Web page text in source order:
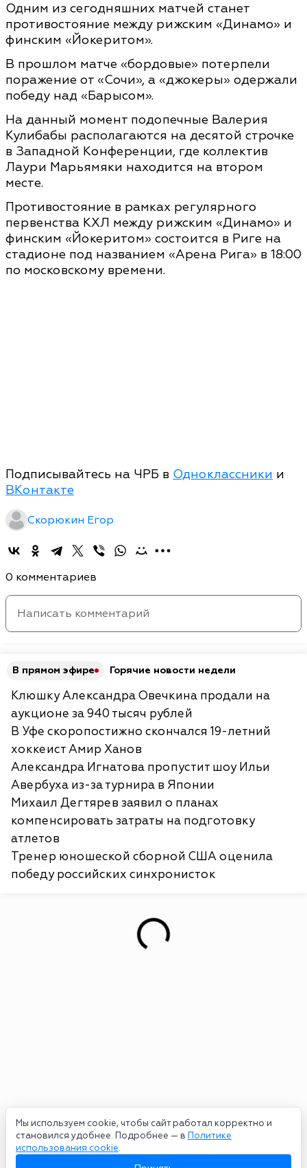
Мы используем cookie, чтобы сайт работал корректно и
становился удобнее. Подробнее — в Политике
использования cookie.
Одним из сегодняшних матчей станет
противостояние между рижским «Динамо» и
финским «Йокеритом».
В прошлом матче «бордовые» потерпели
поражение от «Сочи», а «джокеры» одержали
победу над «Барысом».
На данный момент подопечные Валерия
Кулибабы располагаются на десятой строчке
в Западной Конференции, где коллектив
Лаури Марьямяки находится на втором
месте.
Противостояние в рамках регулярного
первенства КХЛ между рижским «Динамо» и
финским «Йокеритом» состоится в Риге на
стадионе под названием «Арена Рига» в 18:00
по московскому времени.
Подписывайтесь на ЧРБ в Одноклассники и
ВКонтакте
Скорюкин Егор
0 комментариев
В прямом эфире Горячие новости недели
Клюшку Александра Овечкина продали на
аукционе за 940 тысяч рублей
В Уфе скоропостижно скончался 19-летний
хоккеист Амир Ханов
Александра Игнатова пропустит шоу Ильи
Авербуха из-за турнира в Японии
Михаил Дегтярев заявил о планах
компенсировать затраты на подготовку
атлетов
Тренер юношеской сборной США оценила
победу российских синхронисток